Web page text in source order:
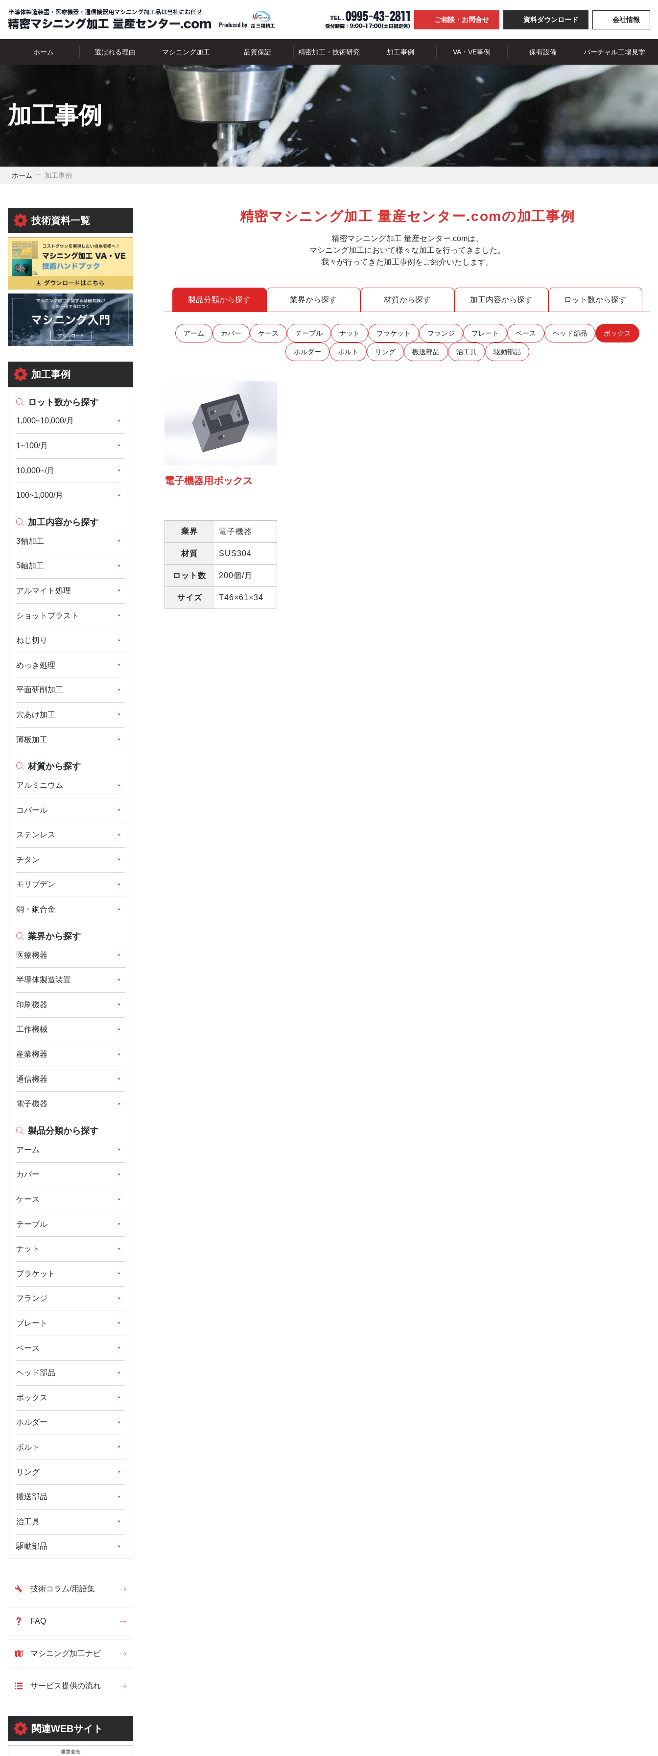
ご相談・お問合せ 資料ダウンロード 会社情報
ホーム 選ばれる理由 マシニング加工 品質保証 精密加工・技術研究 加工事例 VA・VE事例 保有設備 バーチャル工場見学
加工事例
ホーム 加工事例
技術資料一覧
加工事例
ロット数から探す
1,000~10,000/月
1~100/月
10,000~/月
100~1,000/月
加工内容から探す
3軸加工
5軸加工
アルマイト処理
ショットブラスト
ねじ切り
めっき処理
平面研削加工
穴あけ加工
薄板加工
材質から探す
アルミニウム
コバール
ステンレス
チタン
モリブデン
銅・銅合金
業界から探す
医療機器
半導体製造装置
印刷機器
工作機械
産業機器
通信機器
電子機器
製品分類から探す
アーム
カバー
ケース
テーブル
ナット
ブラケット
フランジ
プレート
ベース
ヘッド部品
ボックス
ホルダー
ボルト
リング
搬送部品
治工具
駆動部品
技術コラム/用語集
FAQ
マシニング加工ナビ
サービス提供の流れ
関連WEBサイト
精密マシニング加工 量産センター.comの加工事例
精密マシニング加工 量産センター.comは、
マシニング加工において様々な加工を行ってきました。
我々が行ってきた加工事例をご紹介いたします。
製品分類から探す 業界から探す 材質から探す 加工内容から探す ロット数から探す
アーム カバー ケース テーブル ナット ブラケット フランジ プレート ベース ヘッド部品 ボックス
ホルダー ボルト リング 搬送部品 治工具 駆動部品
電子機器用ボックス
業界 電子機器
材質 SUS304
ロット数 200個/月
サイズ T46×61×34